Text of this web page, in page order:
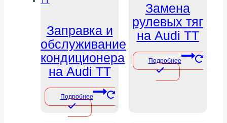
Заправка и
обслуживание
кондиционера
на Audi TT
Подробнее
Замена
рулевых тяг
на Audi TT
Подробнее